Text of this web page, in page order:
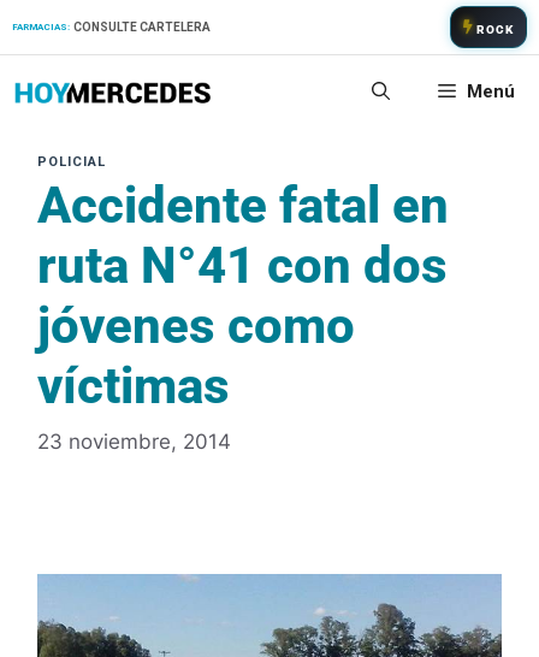
FARMACIAS: CONSULTE CARTELERA ROCK
Menú
Accidente fatal en
ruta N°41 con dos
jóvenes como
víctimas
23 noviembre, 2014